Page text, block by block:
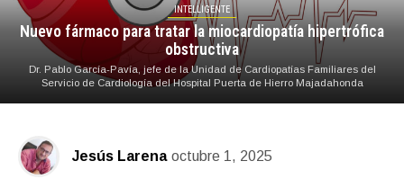
INTELLIGENTE
Nuevo fármaco para tratar la miocardiopatía hipertrófica
obstructiva
Dr. Pablo García-Pavía, jefe de la Unidad de Cardiopatías Familiares del
Servicio de Cardiología del Hospital Puerta de Hierro Majadahonda
Jesús Larena octubre 1, 2025